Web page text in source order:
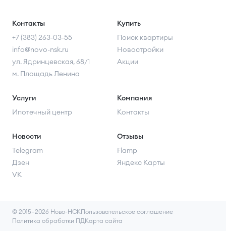
Контакты
+7 (383) 263-03-55
info@novo-nsk.ru
ул. Ядринцевская, 68/1
м. Площадь Ленина
Купить
Поиск квартиры
Новостройки
Акции
Услуги
Ипотечный центр
Компания
Контакты
Новости
Telegram
Дзен
VK
Отзывы
Flamp
Яндекс Карты
© 2015–2026 Ново-НСКПользовательское соглашение
Политика обработки ПДКарта сайта